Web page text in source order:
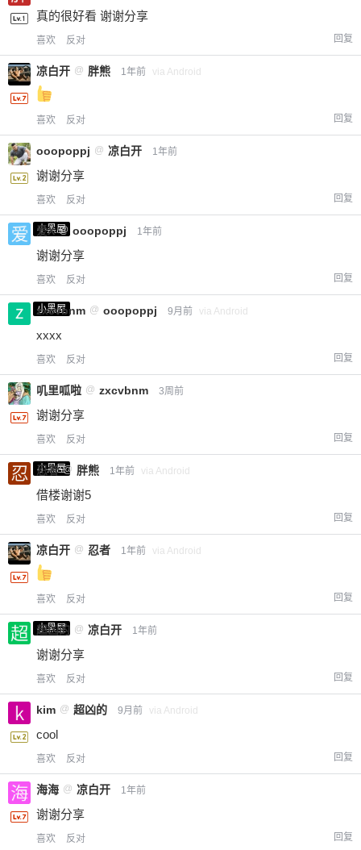
真的很好看 谢谢分享
喜欢 反对 回复
凉白开 @ 胖熊 1年前 via Android
喜欢 反对 回复
ooopoppj @ 凉白开 1年前
谢谢分享
喜欢 反对 回复
小黑屋
爱X @ ooopoppj 1年前
谢谢分享
喜欢 反对 回复
小黑屋
zxcvbnm @ ooopoppj 9月前 via Android
xxxx
喜欢 反对 回复
叽里呱啦 @ zxcvbnm 3周前
谢谢分享
喜欢 反对 回复
小黑屋
忍者 @ 胖熊 1年前 via Android
借楼谢谢5
喜欢 反对 回复
凉白开 @ 忍者 1年前 via Android
喜欢 反对 回复
小黑屋
超凶的 @ 凉白开 1年前
谢谢分享
喜欢 反对 回复
kim @ 超凶的 9月前 via Android
cool
喜欢 反对 回复
海海 @ 凉白开 1年前
谢谢分享
喜欢 反对 回复